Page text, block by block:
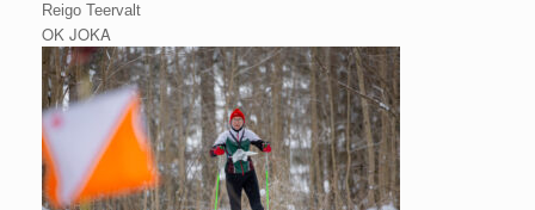
Reigo Teervalt
OK JOKA